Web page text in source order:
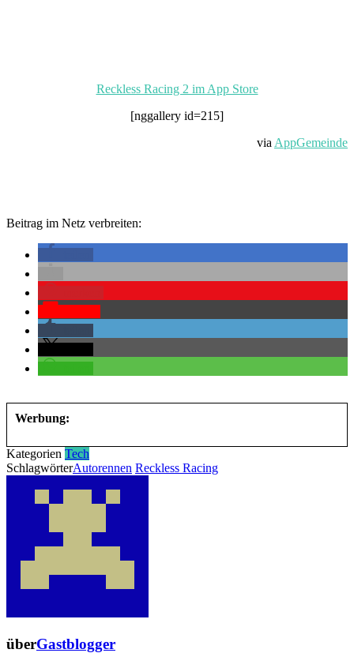
Reckless Racing 2 im App Store
[nggallery id=215]
via AppGemeinde
Beitrag im Netz verbreiten:
Werbung:
Kategorien Tech
SchlagwörterAutorennen Reckless Racing
überGastblogger